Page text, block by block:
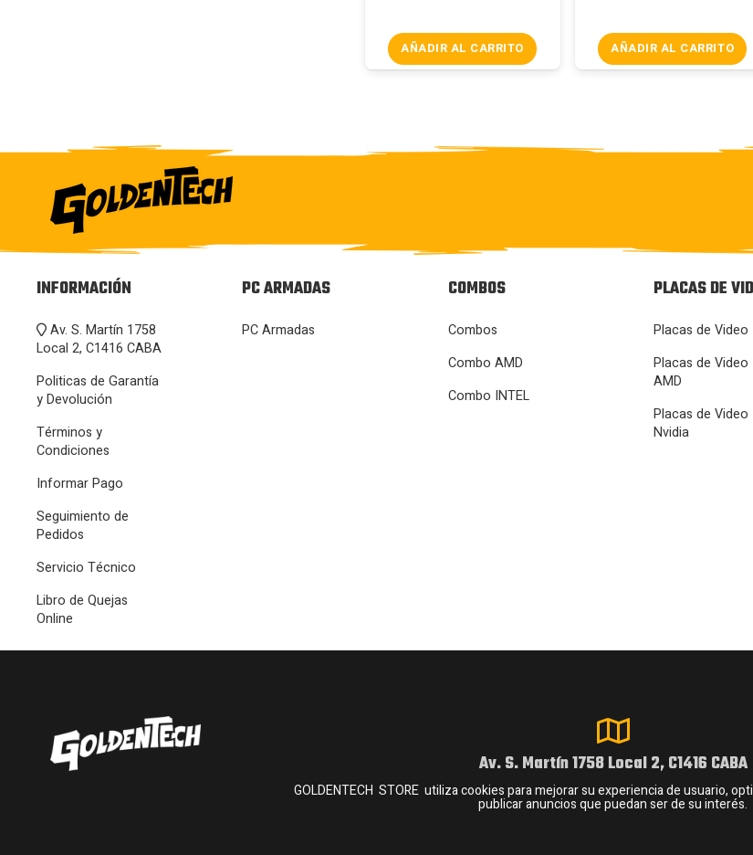
AÑADIR AL CARRITO AÑADIR AL CARRITO
INFORMACIÓN
Av. S. Martín 1758
Local 2, C1416 CABA
Politicas de Garantía
y Devolución
Términos y
Condiciones
Informar Pago
Seguimiento de
Pedidos
Servicio Técnico
Libro de Quejas
Online
PC ARMADAS
PC Armadas
COMBOS
Combos
Combo AMD
Combo INTEL
PLACAS DE
Placas de Video
Placas de Video
AMD
Placas de Video
Nvidia
Av. S. Martín 1758 Local 2, C1416 CABA
GOLDENTECH STORE utiliza cookies para mejorar su experiencia de usuario,
publicar anuncios que puedan ser de su interés.